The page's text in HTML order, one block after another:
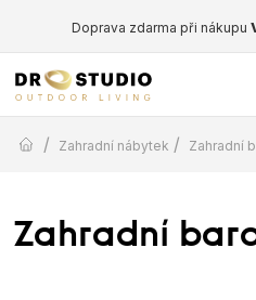
Doprava zdarma při nákupu
/ Zahradní nábytek / Zahradní
Zahradní